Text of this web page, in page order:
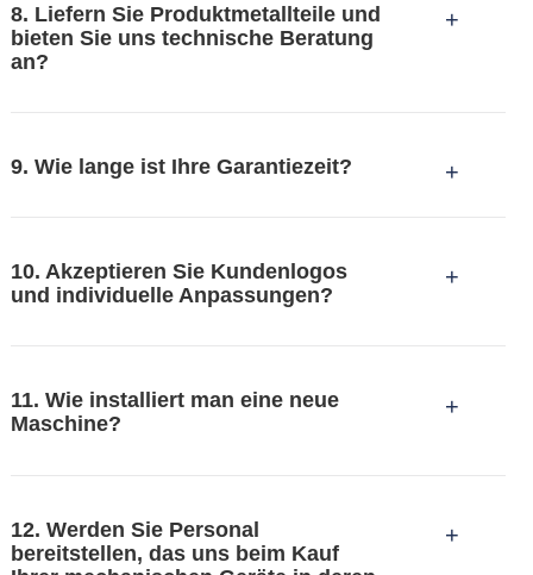
8. Liefern Sie Produktmetallteile und
bieten Sie uns technische Beratung
an?
+
9. Wie lange ist Ihre Garantiezeit? +
10. Akzeptieren Sie Kundenlogos
und individuelle Anpassungen?
+
11. Wie installiert man eine neue
Maschine?
+
12. Werden Sie Personal
bereitstellen, das uns beim Kauf
+